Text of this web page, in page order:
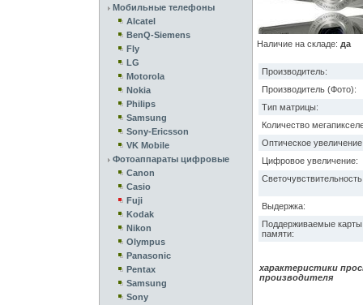
Мобильные телефоны
Alcatel
BenQ-Siemens
Fly
LG
Motorola
Nokia
Philips
Samsung
Sony-Ericsson
VK Mobile
Фотоаппараты цифровые
Canon
Casio
Fuji
Kodak
Nikon
Olympus
Panasonic
Pentax
Samsung
Sony
Наличие на складе: да
Производитель:
Производитель (Фото):
Тип матрицы:
Количество
Оптическое
Цифровое увеличение:
Выдержка:
Поддерживаемые карты
памяти:
характеристики
производителя